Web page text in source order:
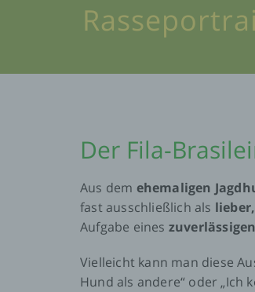
Der Fila-
Aus dem ehemaligen
fast ausschließlich als
Aufgabe eines
Vielleicht kann man diese
Hund als andere“ oder